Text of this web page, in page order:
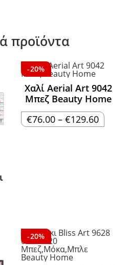
προϊόντα
-20%
Χαλί Aerial Art 9042
Μπεζ Beauty Home
€76.00 – €129.60Price
range:
-20%